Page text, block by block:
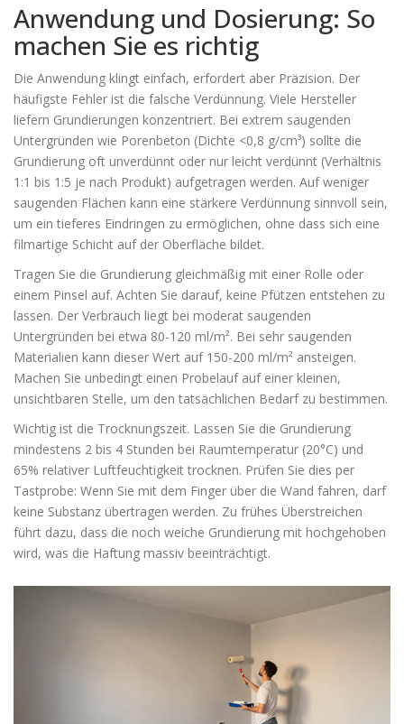
Anwendung und Dosierung: So
machen Sie es richtig
Die Anwendung klingt einfach, erfordert aber Präzision. Der
häufigste Fehler ist die falsche Verdünnung. Viele Hersteller
liefern Grundierungen konzentriert. Bei extrem saugenden
Untergründen wie Porenbeton (Dichte <0,8 g/cm³) sollte die
Grundierung oft unverdünnt oder nur leicht verdünnt (Verhältnis
1:1 bis 1:5 je nach Produkt) aufgetragen werden. Auf weniger
saugenden Flächen kann eine stärkere Verdünnung sinnvoll sein,
um ein tieferes Eindringen zu ermöglichen, ohne dass sich eine
filmartige Schicht auf der Oberfläche bildet.
Tragen Sie die Grundierung gleichmäßig mit einer Rolle oder
einem Pinsel auf. Achten Sie darauf, keine Pfützen entstehen zu
lassen. Der Verbrauch liegt bei moderat saugenden
Untergründen bei etwa 80-120 ml/m². Bei sehr saugenden
Materialien kann dieser Wert auf 150-200 ml/m² ansteigen.
Machen Sie unbedingt einen Probelauf auf einer kleinen,
unsichtbaren Stelle, um den tatsächlichen Bedarf zu bestimmen.
Wichtig ist die Trocknungszeit. Lassen Sie die Grundierung
mindestens 2 bis 4 Stunden bei Raumtemperatur (20°C) und
65% relativer Luftfeuchtigkeit trocknen. Prüfen Sie dies per
Tastprobe: Wenn Sie mit dem Finger über die Wand fahren, darf
keine Substanz übertragen werden. Zu frühes Überstreichen
führt dazu, dass die noch weiche Grundierung mit hochgehoben
wird, was die Haftung massiv beeinträchtigt.